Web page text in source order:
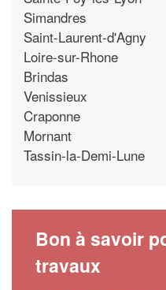
Simandres
Saint-Laurent-d'Agny
Loire-sur-Rhone
Brindas
Venissieux
Craponne
Mornant
Tassin-la-Demi-Lune
Bon à savoir
travaux